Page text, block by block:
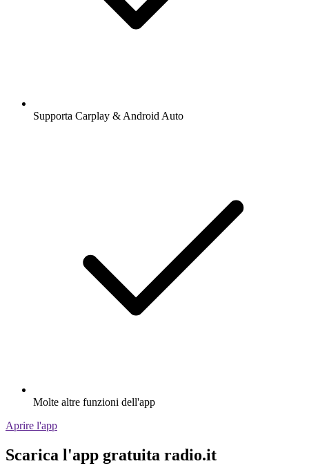
Supporta Carplay & Android Auto
Molte altre funzioni dell'app
Aprire l'app
Scarica l'app gratuita radio.it